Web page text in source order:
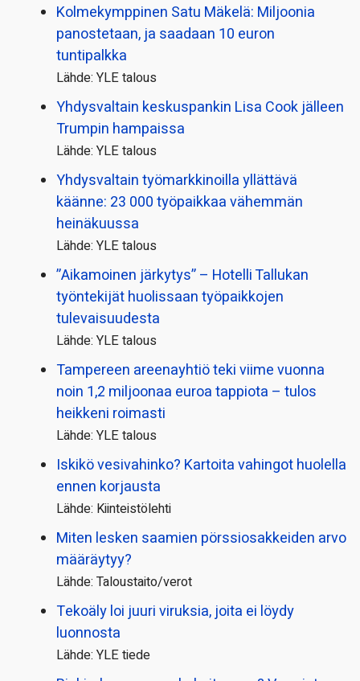
Kolmekymppinen Satu Mäkelä: Miljoonia
panostetaan, ja saadaan 10 euron
tuntipalkka
Lähde: YLE talous
Yhdysvaltain keskuspankin Lisa Cook jälleen
Trumpin hampaissa
Lähde: YLE talous
Yhdysvaltain työmarkkinoilla yllättävä
käänne: 23 000 työpaikkaa vähemmän
heinäkuussa
Lähde: YLE talous
”Aikamoinen järkytys” – Hotelli Tallukan
työntekijät huolissaan työpaikkojen
tulevaisuudesta
Lähde: YLE talous
Tampereen areenayhtiö teki viime vuonna
noin 1,2 miljoonaa euroa tappiota – tulos
heikkeni roimasti
Lähde: YLE talous
Iskikö vesivahinko? Kartoita vahingot huolella
ennen korjausta
Lähde: Kiinteistölehti
Miten lesken saamien pörssi­osakkeiden arvo
määräytyy?
Lähde: Taloustaito/verot
Tekoäly loi juuri viruksia, joita ei löydy
luonnosta
Lähde: YLE tiede